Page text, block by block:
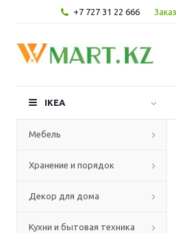
+7 727 31 22 666
IKEA
Мебель
Хранение и порядок
Декор для дома
Кухни и бытовая техника